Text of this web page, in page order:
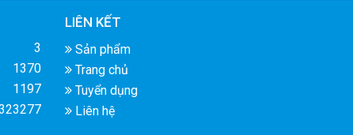
3
1370
1197
LIÊN KẾT
Sản phẩm
Trang chủ
Tuyển dụng
Liên hệ